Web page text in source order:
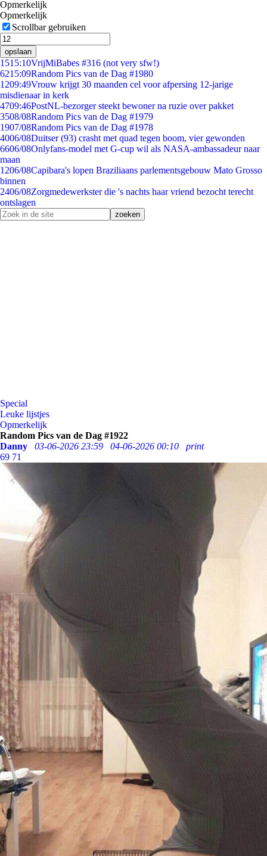
Opmerkelijk
Opmerkelijk
Scrollbar gebruiken
opslaan
1515:10VrijMiBabes #316 (not very sfw!)
6215:09Random Pics van de Dag #1980
1209:49Vrouw krijgt 30 maanden cel voor afpersing 12-jarige
misdienaar in kerk
4709:46PostNL-bezorger steekt bewoner na ruzie over pakket
3508/08Random Pics van de Dag #1979
1907/08Random Pics van de Dag #1978
4006/08Duitser (93) crasht met quad tegen boom, vier gewonden
6606/08Onlyfans-model met G-cup wil als NASA-ambassadeur naar
maan
1206/08Capibara's lopen Braziliaans parlementsgebouw Mato Grosso
binnen
2406/08Zorgmedewerkster die 's nachts haar vriend bezocht terecht
ontslagen
Special
Leuke lijstjes
Opmerkelijk
Random Pics van de Dag #1922
Danny
03-06-2026 23:59 04-06-2026 00:10
print
69 71